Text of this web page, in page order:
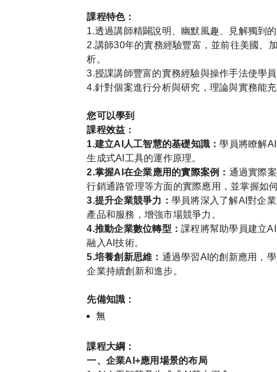
課程特色：
1.透過講師精闢說明、幽默風趣、見解獨到
2.講師30年的實務經驗豐富，並前往美國、
析。
3.授課講師豐富的實務經驗與操作手法使學員
4.針對個案進行分析與研究，理論與實務能充
您可以學到
課程效益：
1.建立AI人工智慧的基礎知識：學員將瞭解
生成式AI工具的運作原理。
2.掌握AI在企業應用的實際案例： 通過實際
行銷通路管理等方面的實際應用，並掌握如
3.提升企業競爭力： 學員將深入了解AI對企
產品和服務，增強市場競爭力。
4.推動企業數位轉型： 課程將幫助學員建立
融入AI技術。
5.培養創新思維： 通過學習AI的創新應用，
企業持續創新和進步。
先備知識：
無
課程大綱：
一、企業AI+應用場景的布局